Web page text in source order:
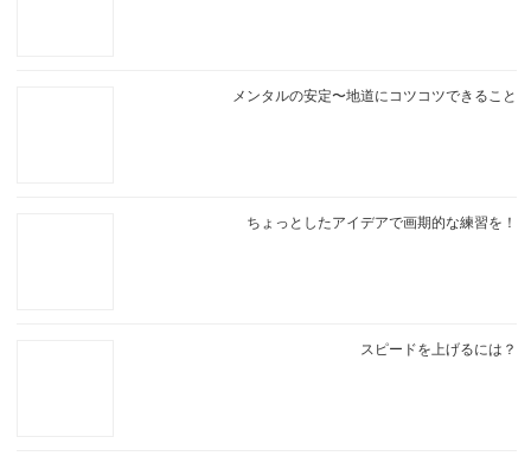
メンタルの安定〜地道にコツコツできること
ちょっとしたアイデアで画期的な練習を！
スピードを上げるには？